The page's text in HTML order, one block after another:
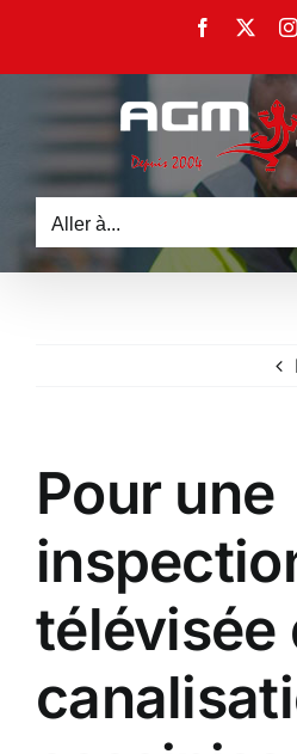
contenu
Facebook
Aller à...
Pour une
télévisée